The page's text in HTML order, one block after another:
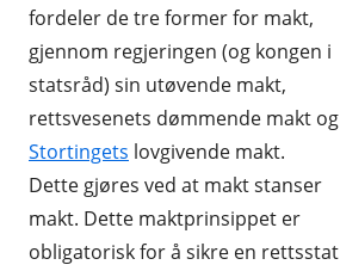
fordeler de tre former for makt,
gjennom regjeringen (og kongen i
statsråd) sin utøvende makt,
rettsvesenets dømmende makt og
Stortingets lovgivende makt.
Dette gjøres ved at makt stanser
makt. Dette maktprinsippet er
obligatorisk for å sikre en rettsstat